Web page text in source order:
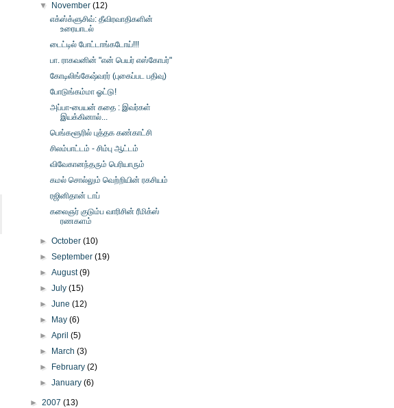
▼
November(12)
எக்ஸ்க்ளுசிவ்: தீவிரவாதிகளின்
உரையாடல்
டைட்டில் போட்டாங்கடோய்!!!
பா. ராகவனின் "என் பெயர் எஸ்கோபர்"
கோடிலிங்கேஷ்வரர் (புகைப்பட பதிவு)
போடுங்கம்மா ஓட்டு!
அப்பா-பையன் கதை : இவர்கள்
இயக்கினால்...
பெங்களூரில் புத்தக கண்காட்சி
சிலம்பாட்டம் - சிம்பு ஆட்டம்
விவேகானந்தரும் பெரியாரும்
கமல் சொல்லும் வெற்றியின் ரகசியம்
ரஜினிதான் டாப்
கலைஞர் குடும்ப வாரிசின் ரீமிக்ஸ்
ரணகளம்
►October(10)
►September(19)
►August(9)
►July(15)
►June(12)
►
May(6)
►April(5)
►
March(3)
►
February(2)
►January(6)
► 2007 (13)